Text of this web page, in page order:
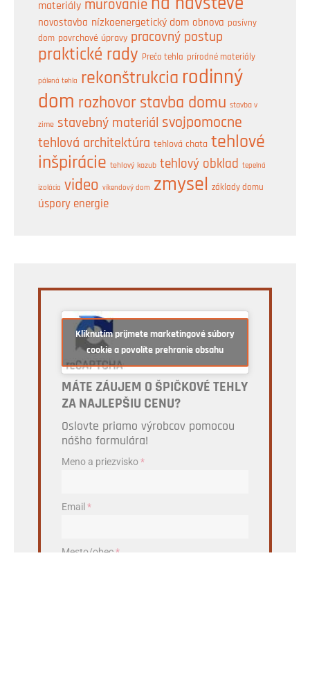
materiály murovanie
novostavba nízkoenergetický dom obnova pasívny
dom povrchové úpravy pracovný postup
praktické rady Prečo tehla prírodné materiály
pálená tehla rekonštrukcia rodinný
dom rozhovor stavba domu stavba v
zime stavebný materiál svojpomocne
tehlová architektúra tehlová chata tehlové
inšpirácie tehlový kozub tehlový obklad tepelná
izolácia video víkendový dom zmysel základy domu
úspory energie
Kliknutím prijmete marketingové súbory
cookie a povolíte prehranie obsahu
MÁTE ZÁUJEM O ŠPIČKOVÉ TEHLY
ZA NAJLEPŠIU CENU?
Oslovte priamo výrobcov pomocou
nášho formulára!
Meno a priezvisko*
Email*
Mesto/obec*